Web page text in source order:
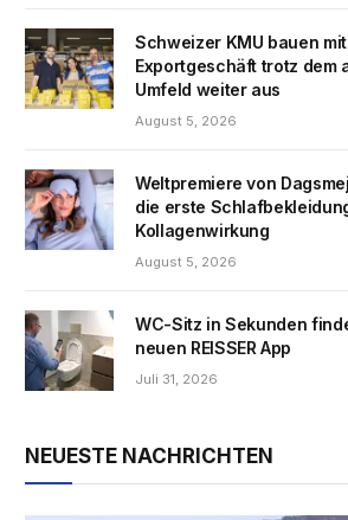
Schweizer KMU bauen
Exportgeschäft trotz dem
Umfeld weiter aus
August 5, 2026
Weltpremiere von
die erste
Kollagenwirkung
August 5, 2026
WC-Sitz in Sekunden
neuen REISSER App
Juli 31, 2026
NEUESTE NACHRICHTEN